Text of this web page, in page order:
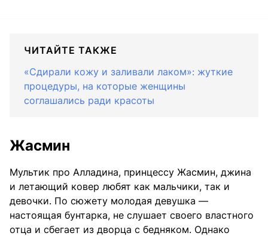
ЧИТАЙТЕ ТАКЖЕ
«Сдирали кожу и заливали лаком»: жуткие
процедуры, на которые женщины
соглашались ради красоты
Жасмин
Мультик про Алладина, принцессу Жасмин, джина
и летающий ковер любят как мальчики, так и
девочки. По сюжету молодая девушка —
настоящая бунтарка, не слушает своего властного
отца и сбегает из дворца с бедняком. Однако